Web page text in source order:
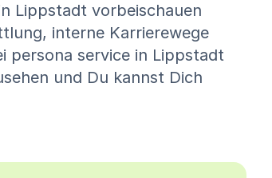
Lippstadt vorbeischauen
interne Karrierewege
persona service in Lippstadt
und Du kannst Dich